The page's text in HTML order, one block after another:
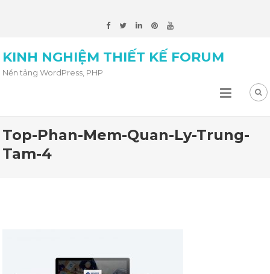
KINH NGHIỆM THIẾT KẾ FORUM
Nền tảng WordPress, PHP
Top-Phan-Mem-Quan-Ly-Trung-
Tam-4